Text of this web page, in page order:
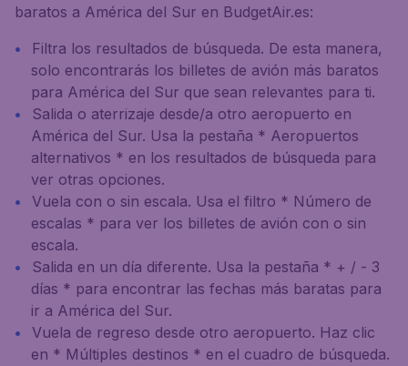
baratos a América del Sur en BudgetAir.es:
Filtra los resultados de búsqueda. De esta manera,
solo encontrarás los billetes de avión más baratos
para América del Sur que sean relevantes para ti.
Salida o aterrizaje desde/a otro aeropuerto en
América del Sur. Usa la pestaña * Aeropuertos
alternativos * en los resultados de búsqueda para
ver otras opciones.
Vuela con o sin escala. Usa el filtro * Número de
escalas * para ver los billetes de avión con o sin
escala.
Salida en un día diferente. Usa la pestaña * + / - 3
días * para encontrar las fechas más baratas para
ir a América del Sur.
Vuela de regreso desde otro aeropuerto. Haz clic
en * Múltiples destinos * en el cuadro de búsqueda.